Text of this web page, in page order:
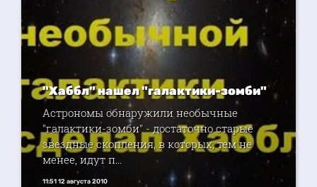
"Хаббл" нашел "галактики-зомби"
Астрономы обнаружили необычные
"галактики-зомби" - достаточно старые
звездные скопления, в которых, тем не
менее, идут п...
11:51 12 августа 2010